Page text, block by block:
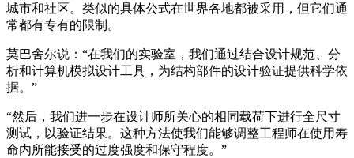
城市和社区。类似的具体公式在世界各地都被采用，但它们通
常都有专有的限制。
莫巴舍尔说：“在我们的实验室，我们通过结合设计规范、分
析和计算机模拟设计工具，为结构部件的设计验证提供科学依
据。”
“然后，我们进一步在设计师所关心的相同载荷下进行全尺寸
测试，以验证结果。这种方法使我们能够调整工程师在使用寿
命内所能接受的过度强度和保守程度。”